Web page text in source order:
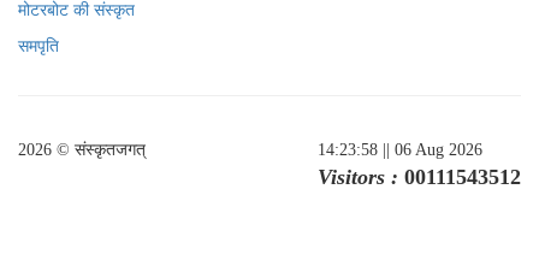
मोटरबोट की संस्कृत
समपृति
2026 © संस्कृतजगत् 14:23:58 || 06 Aug 2026
Visitors : 00111543512